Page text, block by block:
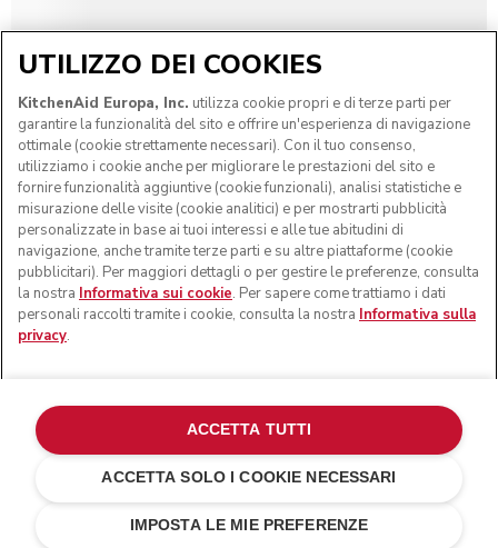
Milkshake
CHF 351.36
CHF 549.-
Risparmi sui
UTILIZZO DEI COOKIES
KitchenAid Europa, Inc. utilizza cookie propri e di terze parti per
garantire la funzionalità del sito e offrire un'esperienza di navigazione
ottimale (cookie strettamente necessari). Con il tuo consenso,
utilizziamo i cookie anche per migliorare le prestazioni del sito e
fornire funzionalità aggiuntive (cookie funzionali), analisi statistiche e
misurazione delle visite (cookie analitici) e per mostrarti pubblicità
personalizzate in base ai tuoi interessi e alle tue abitudini di
navigazione, anche tramite terze parti e su altre piattaforme (cookie
pubblicitari). Per maggiori dettagli o per gestire le preferenze, consulta
la nostra Informativa sui cookie. Per sapere come trattiamo i dati
personali raccolti tramite i cookie, consulta la nostra Informativa sulla
privacy.
IMPOSTA LE MIE PREFERENZE
ACCETTA SOLO I COOKIE NECESSARI
ACCETTA TUTTI